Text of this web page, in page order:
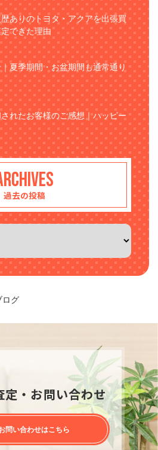
ありのトヨタ・アクアを出張買
できた理由
夏季期間・お盆期間も通常通り
れたお客様のご感想｜ハッピー
過去の投稿
ログ
定・お問い合わせ
問い合わせはこちら